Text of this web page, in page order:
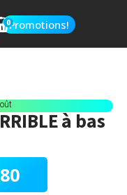
0Promotions!
à bas